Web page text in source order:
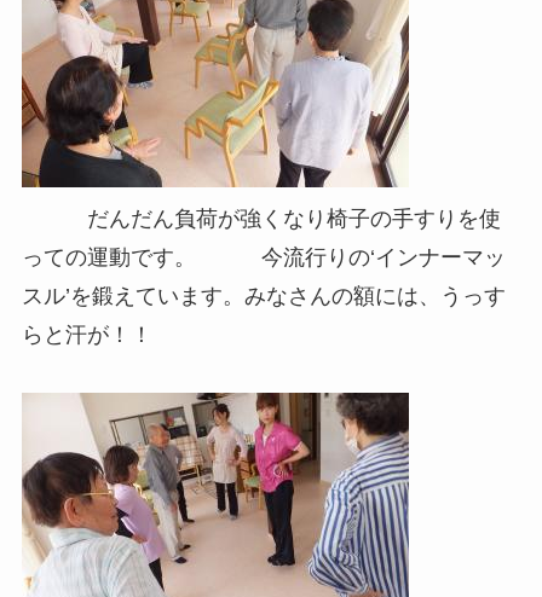
だんだん負荷が強くなり椅子の手すりを使
っての運動です。 今流行りの‘インナーマッ
スル’を鍛えています。みなさんの額には、うっす
らと汗が！！